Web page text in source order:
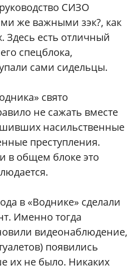
СИЗО
же важными зэк?, как
Здесь есть отличный
спецблока,
сами сидельцы.
свято
не сажать вместе
насильственные
преступления.
в общем блоке это
в «Воднике» сделали
Именно тогда
видеонаблюдение,
появились
их не было. Никаких